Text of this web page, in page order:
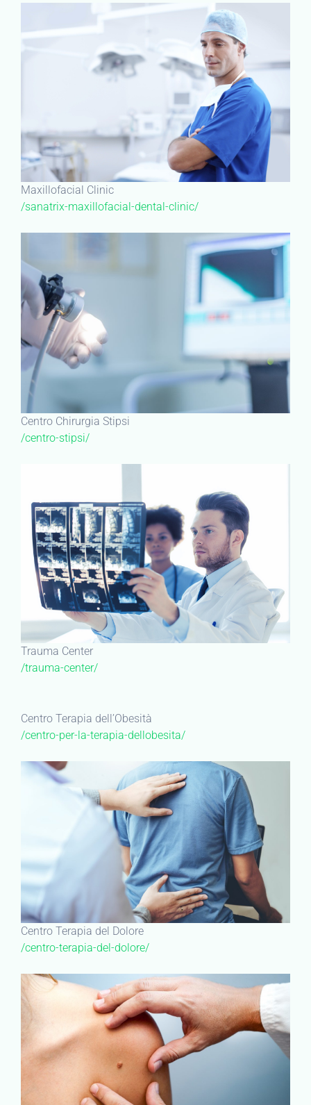
Maxillofacial Clinic
/sanatrix-maxillofacial-dental-clinic/
Centro Chirurgia Stipsi
/centro-stipsi/
Trauma Center
/trauma-center/
Centro Terapia dell’Obesità
/centro-per-la-terapia-dellobesita/
Centro Terapia del Dolore
/centro-terapia-del-dolore/